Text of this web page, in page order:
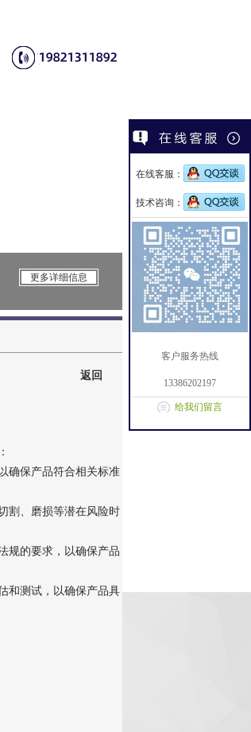
更多详细信息 CSI-F1147烟花
返回
确保产品符合相关标准
割、磨损等潜在风险时
规的要求，以确保产品
和测试，以确保产品具
在线客服：
技术咨询：
客户服务热线
13386202197
给我们留言